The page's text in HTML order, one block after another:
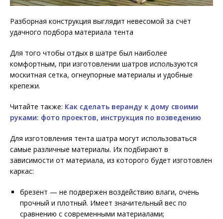
Разборная конструкция выглядит невесомой за счёт
удачного подбора материала тента
Для того чтобы отдых в шатре был наиболее
комфортным, при изготовлении шатров используются
москитная сетка, огнеупорные материалы и удобные
крепежи.
Читайте также: Как сделать веранду к дому своими
руками: фото проектов, инструкция по возведению
Для изготовления тента шатра могут использоваться
самые различные материалы. Их подбирают в
зависимости от материала, из которого будет изготовлен
каркас:
брезент — не подвержен воздействию влаги, очень
прочный и плотный. Имеет значительный вес по
сравнению с современными материалами;